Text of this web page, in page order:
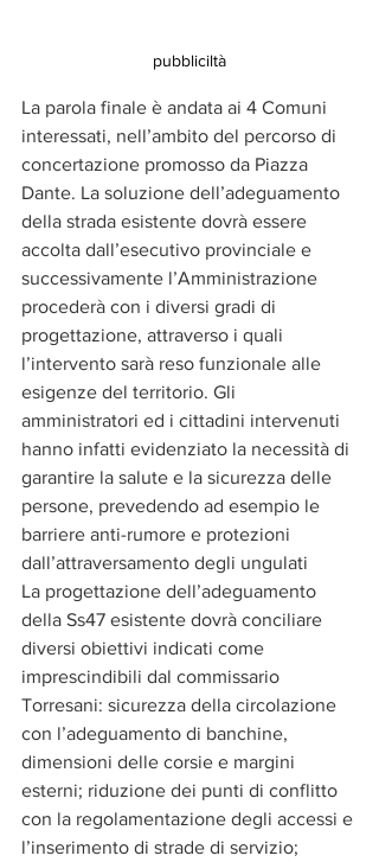
pubbliciltà
La parola finale è andata ai 4 Comuni
interessati, nell’ambito del percorso di
concertazione promosso da Piazza
Dante. La soluzione dell’adeguamento
della strada esistente dovrà essere
accolta dall’esecutivo provinciale e
successivamente l’Amministrazione
procederà con i diversi gradi di
progettazione, attraverso i quali
l’intervento sarà reso funzionale alle
esigenze del territorio. Gli
amministratori ed i cittadini intervenuti
hanno infatti evidenziato la necessità di
garantire la salute e la sicurezza delle
persone, prevedendo ad esempio le
barriere anti-rumore e protezioni
dall’attraversamento degli ungulati
La progettazione dell’adeguamento
della Ss47 esistente dovrà conciliare
diversi obiettivi indicati come
imprescindibili dal commissario
Torresani: sicurezza della circolazione
con l’adeguamento di banchine,
dimensioni delle corsie e margini
esterni; riduzione dei punti di conflitto
con la regolamentazione degli accessi e
l’inserimento di strade di servizio;